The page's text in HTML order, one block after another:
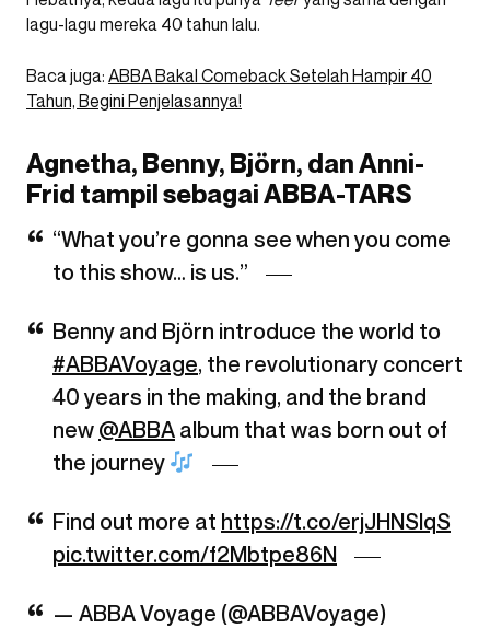
lagu-lagu mereka 40 tahun lalu.
Baca juga: ABBA Bakal Comeback Setelah Hampir 40
Tahun, Begini Penjelasannya!
Agnetha, Benny, Björn, dan Anni-
Frid tampil sebagai ABBA-TARS
“What you’re gonna see when you come
to this show… is us.”
Benny and Björn introduce the world to
#ABBAVoyage, the revolutionary concert
40 years in the making, and the brand
new @ABBA album that was born out of
the journey
Find out more at https://t.co/erjJHNSIqS
pic.twitter.com/f2Mbtpe86N
— ABBA Voyage (@ABBAVoyage)